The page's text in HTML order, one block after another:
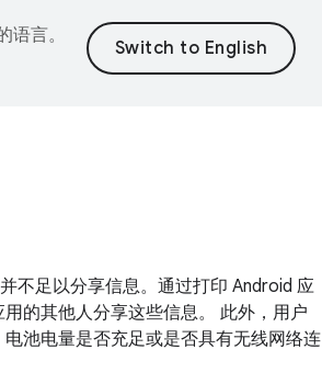
言。
不足以分享信息。通过打印 Android 应
的其他人分享这些信息。 此外，用户
池电量是否充足或是否具有无线网络连